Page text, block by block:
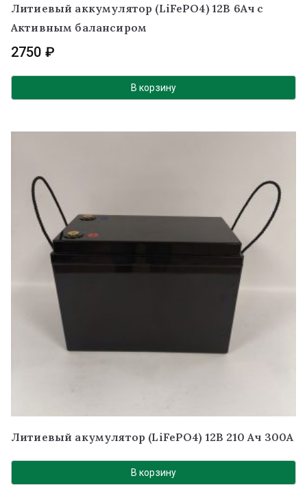
Литиевый аккумулятор (LiFePO4) 12В 6Ач с
Активным балансиром
2750 ₽
В корзину
Литиевый акумулятор (LiFePO4) 12В 210 Ач 300А
В корзину